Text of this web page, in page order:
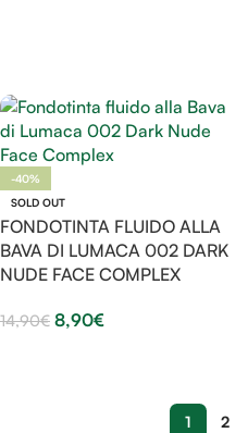
-40%
SOLD OUT
FONDOTINTA FLUIDO ALLA
BAVA DI LUMACA 002 DARK
NUDE FACE COMPLEX
14,90€ 8,90€
1 2